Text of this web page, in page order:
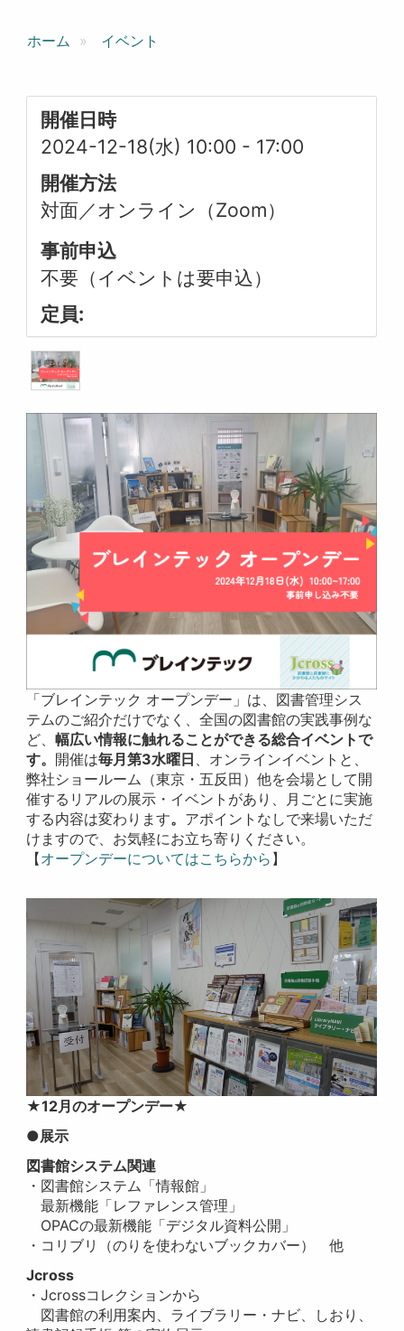
ホーム イベント
開催日時
2024-12-18(水) 10:00 - 17:00
開催方法
対面／オンライン（Zoom）
事前申込
不要（イベントは要申込）
定員:
「ブレインテック オープンデー」は、図書管理シス
テムのご紹介だけでなく、全国の図書館の実践事例な
ど、幅広い情報に触れることができる総合イベントで
す。 開催は毎月第3水曜日 、オンラインイベントと、
弊社ショールーム（東京・五反田）他を会場として開
催するリアルの展示・イベントがあり、月ごとに実施
する内容は変わります。 アポイントなしで来場いただ
けますので、お気軽にお立ち寄りください。
【オープンデーについてはこちらから 】
★12月のオープンデー★
●展示
図書館システム関連
・図書館システム「情報館」
最新機能「レファレンス管理」
OPACの最新機能「デジタル資料公開」
・コリブリ（のりを使わないブックカバー） 他
Jcross
・Jcrossコレクションから
図書館の利用案内、 ライブラリー・ナビ、しおり、